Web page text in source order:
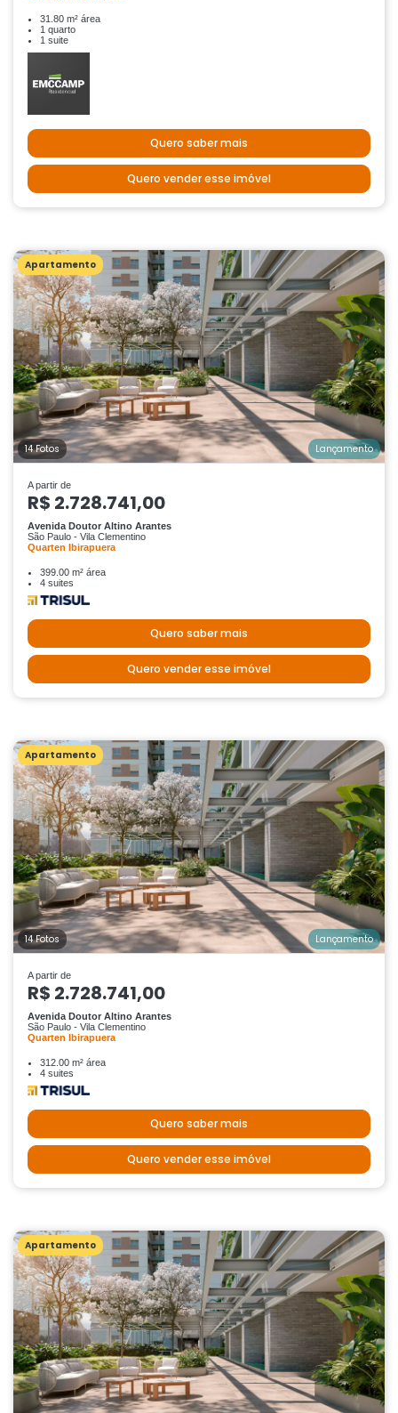
31.80 m² área
1 quarto
1 suite
Quero saber mais
Quero vender esse imóvel
Apartamento
14 Fotos Lançamento
A partir de
R$ 2.728.741,00
Avenida Doutor Altino Arantes
São Paulo - Vila Clementino
Quarten Ibirapuera
399.00 m² área
4 suites
Quero saber mais
Quero vender esse imóvel
Apartamento
14 Fotos Lançamento
A partir de
R$ 2.728.741,00
Avenida Doutor Altino Arantes
São Paulo - Vila Clementino
Quarten Ibirapuera
312.00 m² área
4 suites
Quero saber mais
Quero vender esse imóvel
Apartamento